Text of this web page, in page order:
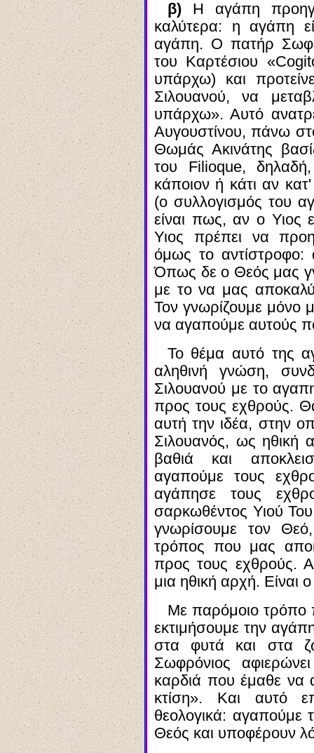
β)Η αγάπη
καλύτερα: η αγάπη
αγάπη. Ο πατήρ
του Καρτέσιου «
υπάρχω) και
Σιλουανού, να
υπάρχω». Αυτό
Αυγουστίνου, πάνω
Θωμάς Ακινάτης
του Filioque,
κάποιον ή κάτι αν
(ο συλλογισμός του
είναι πως, αν ο Υιος
Υιος πρέπει να
όμως το αντίστροφο:
Όπως δε ο Θεός μας
με το να μας
Τον γνωρίζουμε μόνο
να αγαπούμε αυτούς
Το θέμα αυτό της
αληθινή γνώση,
Σιλουανού με το
προς τους εχθρούς.
αυτή την ιδέα, στην
Σιλουανός, ως ηθική
βαθιά και
αγαπούμε τους
αγάπησε τους
σαρκωθέντος Υιού
γνωρίσουμε τον
τρόπος που μας
προς τους εχθρούς.
μια ηθική αρχή.
Με παρόμοιο τρόπο
εκτιμήσουμε την
στα φυτά και στα
Σωφρόνιος
καρδιά που έμαθε να
κτίση». Και αυτό
θεολογικά: αγαπούμε
Θεός και υποφέρουν